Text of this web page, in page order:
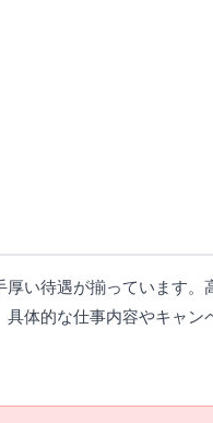
い待遇が揃っています
体的な仕事内容やキャン